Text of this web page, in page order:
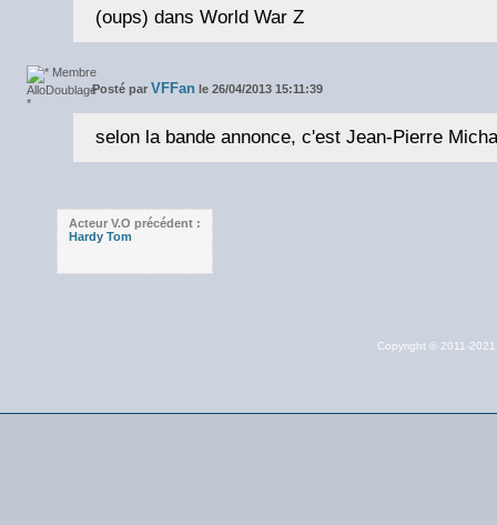
(oups) dans World War Z
Posté par VFFan le 26/04/2013 15:11:39
selon la bande annonce, c'est Jean-Pierre
Acteur V.O précédent :
Hardy Tom
Copyright © 2011-